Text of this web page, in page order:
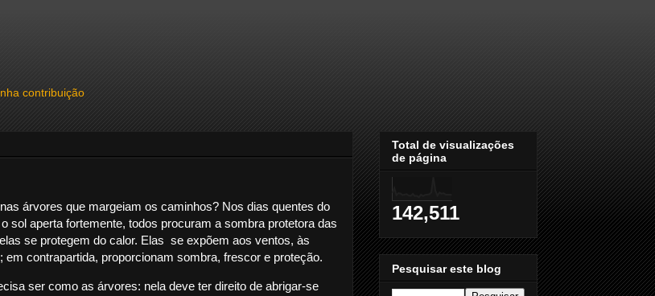
contribuição
árvores que margeiam os caminhos? Nos dias quentes do
sol aperta fortemente, todos procuram a sombra protetora das
se protegem do calor. Elas se expõem aos ventos, às
em contrapartida, proporcionam sombra, frescor e proteção.
ser como as árvores: nela deve ter direito de abrigar-se
Total de visualizações
de página
142,511
Pesquisar este blog